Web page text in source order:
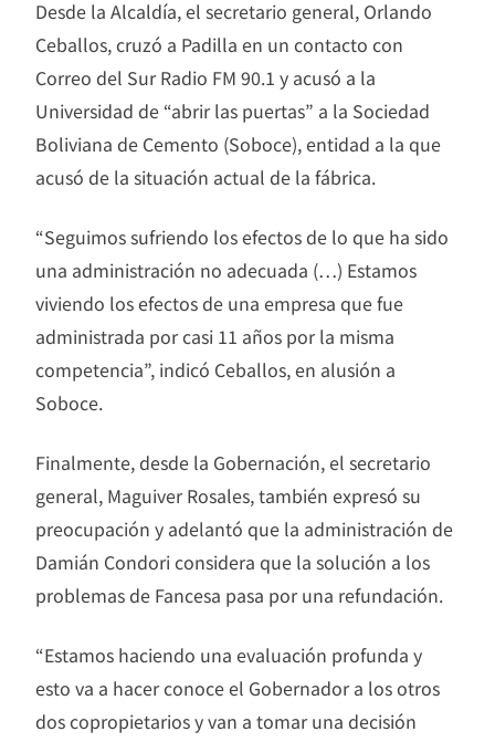
Desde la Alcaldía, el secretario general, Orlando
Ceballos, cruzó a Padilla en un contacto con
Correo del Sur Radio FM 90.1 y acusó a la
Universidad de “abrir las puertas” a la Sociedad
Boliviana de Cemento (Soboce), entidad a la que
acusó de la situación actual de la fábrica.
“Seguimos sufriendo los efectos de lo que ha sido
una administración no adecuada (…) Estamos
viviendo los efectos de una empresa que fue
administrada por casi 11 años por la misma
competencia”, indicó Ceballos, en alusión a
Soboce.
Finalmente, desde la Gobernación, el secretario
general, Maguiver Rosales, también expresó su
preocupación y adelantó que la administración de
Damián Condori considera que la solución a los
problemas de Fancesa pasa por una refundación.
“Estamos haciendo una evaluación profunda y
esto va a hacer conoce el Gobernador a los otros
dos copropietarios y van a tomar una decisión